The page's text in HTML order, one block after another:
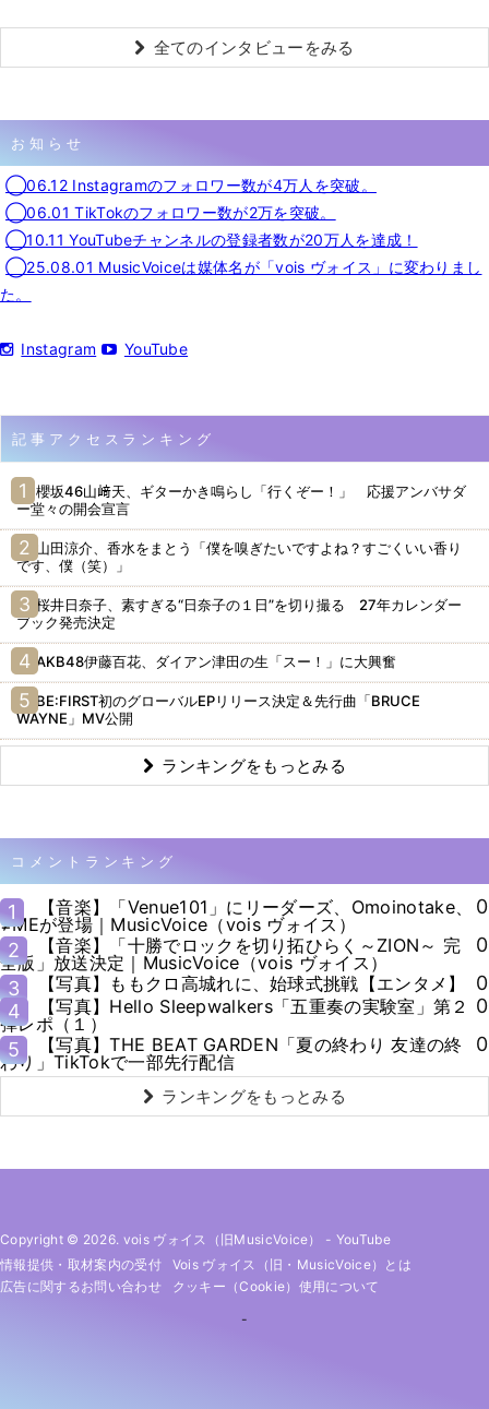
全てのインタビューをみる
お知らせ
◯06.12 Instagramのフォロワー数が4万人を突破。
◯06.01 TikTokのフォロワー数が2万を突破。
◯10.11 YouTubeチャンネルの登録者数が20万人を達成！
◯25.08.01 MusicVoiceは媒体名が「vois ヴォイス」に変わりまし
た。
Instagram YouTube
記事アクセスランキング
櫻坂46山﨑天、ギターかき鳴らし「行くぞー！」 応援アンバサダ
ー堂々の開会宣言
山田涼介、香水をまとう「僕を嗅ぎたいですよね？すごくいい香り
です、僕（笑）」
桜井日奈子、素すぎる“日奈子の１日”を切り撮る 27年カレンダー
ブック発売決定
AKB48伊藤百花、ダイアン津田の生「スー！」に大興奮
BE:FIRST初のグローバルEPリリース決定＆先行曲「BRUCE
WAYNE」MV公開
ランキングをもっとみる
コメントランキング
1
【音楽】「Venue101」にリーダーズ、Omoinotake、
≠MEが登場｜MusicVoice（vois ヴォイス）
0
2
【音楽】「十勝でロックを切り拓ひらく～ZION～ 完
全版」放送決定｜MusicVoice（vois ヴォイス）
0
3
【写真】ももクロ高城れに、始球式挑戦【エンタメ】
0
4
【写真】Hello Sleepwalkers「五重奏の実験室」第２
弾レポ（１）
0
5
【写真】THE BEAT GARDEN「夏の終わり 友達の終
わり」TikTokで一部先行配信
0
ランキングをもっとみる
Copyright © 2026. vois ヴォイス（旧MusicVoice） - YouTube
情報提供・取材案内の受付
Vois ヴォイス（旧・MusicVoice）とは
広告に関するお問い合わせ
クッキー（cookie）使用について
-